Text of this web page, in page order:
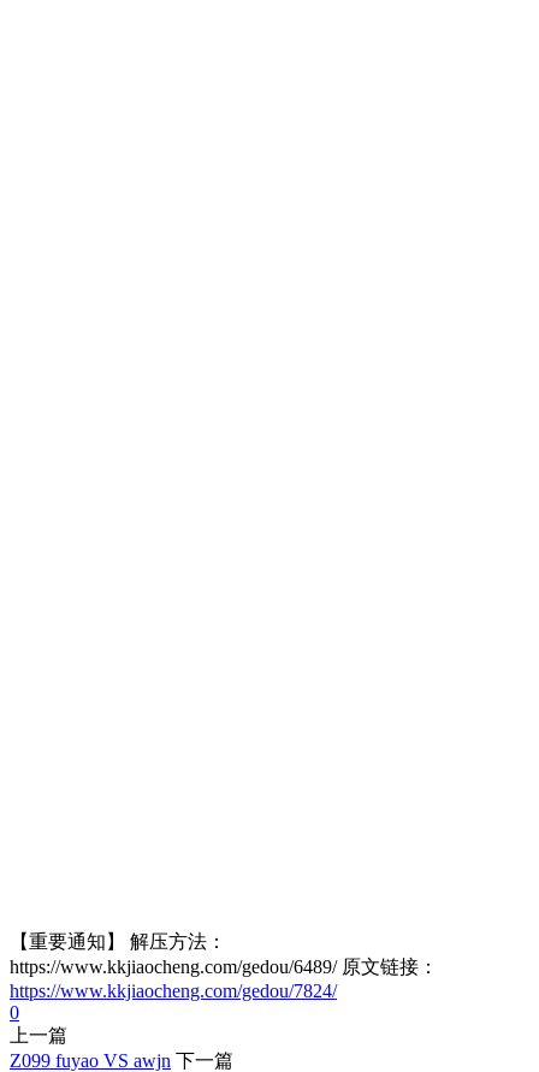
【重要通知】 解压方法：
https://www.kkjiaocheng.com/gedou/6489/ 原文链接：
https://www.kkjiaocheng.com/gedou/7824/
0
上一篇
Z099 fuyao VS awjn 下一篇